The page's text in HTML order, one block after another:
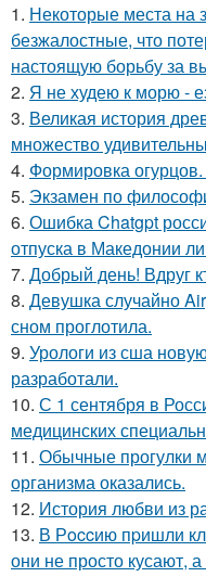
1. Некоторые места на
безжалостные, что
настоящую борьбу за
2. Я не худею к морю -
3. Великая история
множество
4. Формировка
5. Экзамен по
6. Ошибка Chatgpt
отпуска в Македонии
7. Добрый день! Вдруг
8. Девушка случайно
сном проглотила.
9. Урологи из сша
разработали.
10. С 1 сентября в
медицинских
11. Обычные прогулки
организма оказались.
12. История любви из
13. В Рoccию пpишли
они не просто кусают,